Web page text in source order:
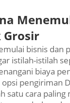
bisnis dan
istilah-istilah
biaya
opsi pengiriman
satu cara